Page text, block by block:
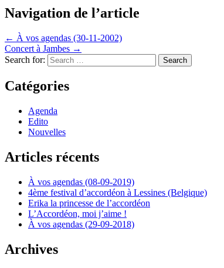
Navigation de l’article
← À vos agendas (30-11-2002)
Concert à Jambes →
Search for:
Catégories
Agenda
Edito
Nouvelles
Articles récents
À vos agendas (08-09-2019)
4ème festival d’accordéon à Lessines (Belgique)
Erika la princesse de l’accordéon
L’Accordéon, moi j’aime !
À vos agendas (29-09-2018)
Archives